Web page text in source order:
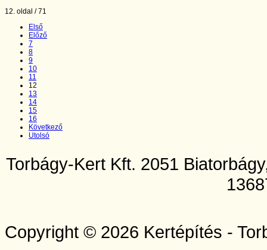
12. oldal / 71
Első
Előző
7
8
9
10
11
12
13
14
15
16
Következő
Utolsó
Torbágy-Kert Kft. 2051
Copyright © 2026 Kertépítés -